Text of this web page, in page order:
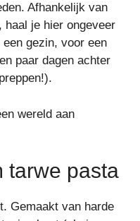
Afhankelijk van
haal je hier ongeveer
gezin, voor een
paar dagen achter
wereld aan
tarwe pasta
Gemaakt van harde